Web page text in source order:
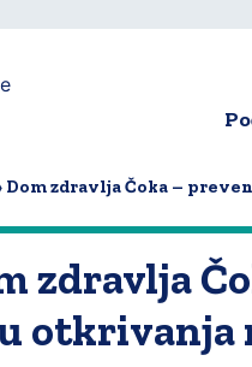
Dom zdravlja Čoka –
zdravlja
otkrivanja